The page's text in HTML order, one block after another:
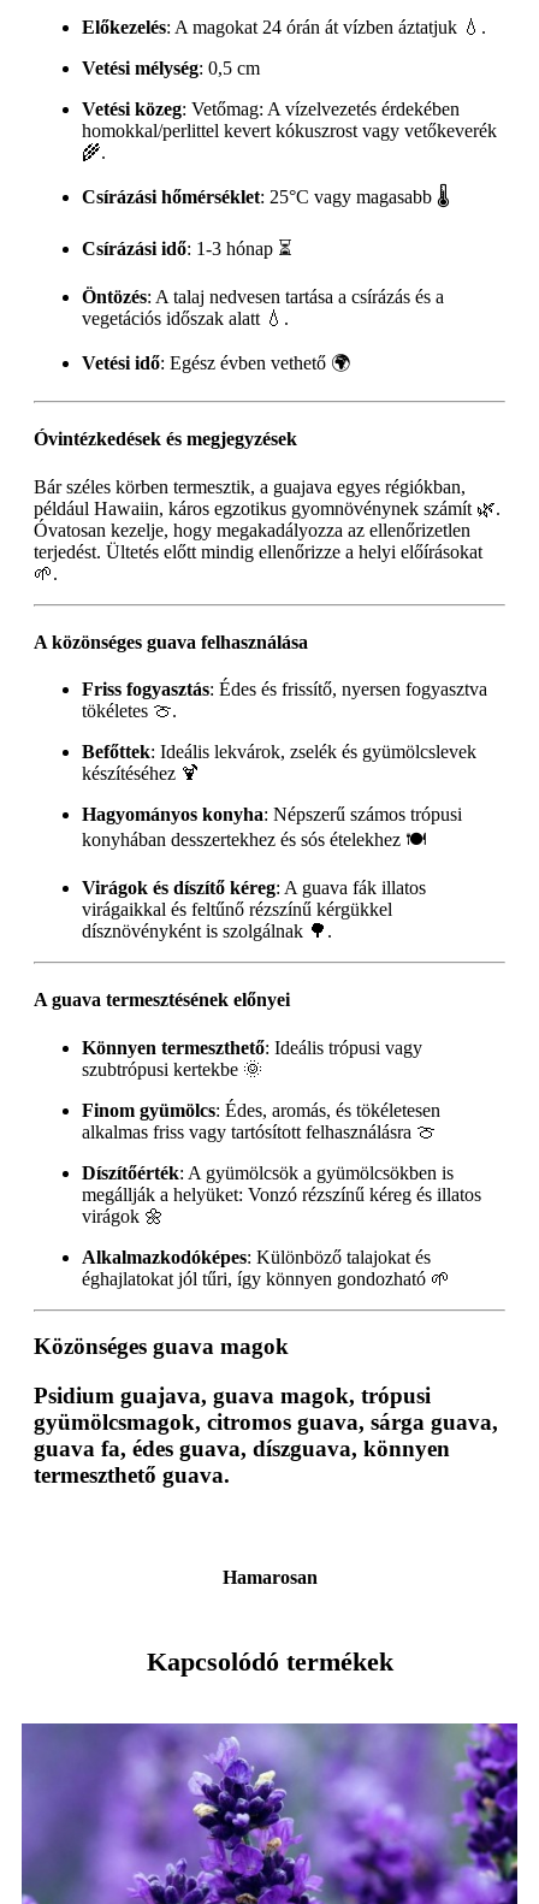
Előkezelés: A magokat 24 órán át vízben áztatjuk 💧.
Vetési mélység: 0,5 cm
Vetési közeg: Vetőmag: A vízelvezetés érdekében
homokkal/perlittel kevert kókuszrost vagy vetőkeverék
🌾.
Csírázási hőmérséklet: 25°C vagy magasabb 🌡️
Csírázási idő: 1-3 hónap ⏳
Öntözés: A talaj nedvesen tartása a csírázás és a
vegetációs időszak alatt 💧.
Vetési idő: Egész évben vethető 🌍
Óvintézkedések és megjegyzések
Bár széles körben termesztik, a guajava egyes régiókban,
például Hawaiin, káros egzotikus gyomnövénynek számít 🌿.
Óvatosan kezelje, hogy megakadályozza az ellenőrizetlen
terjedést. Ültetés előtt mindig ellenőrizze a helyi előírásokat
🌱.
A közönséges guava felhasználása
Friss fogyasztás: Édes és frissítő, nyersen fogyasztva
tökéletes 🍈.
Befőttek: Ideális lekvárok, zselék és gyümölcslevek
készítéséhez 🍹
Hagyományos konyha: Népszerű számos trópusi
konyhában desszertekhez és sós ételekhez 🍽️
Virágok és díszítő kéreg: A guava fák illatos
virágaikkal és feltűnő rézszínű kérgükkel
dísznövényként is szolgálnak 🌳.
A guava termesztésének előnyei
Könnyen termeszthető: Ideális trópusi vagy
szubtrópusi kertekbe 🌞
Finom gyümölcs: Édes, aromás, és tökéletesen
alkalmas friss vagy tartósított felhasználásra 🍈
Díszítőérték: A gyümölcsök a gyümölcsökben is
megállják a helyüket: Vonzó rézszínű kéreg és illatos
virágok 🌼
Alkalmazkodóképes: Különböző talajokat és
éghajlatokat jól tűri, így könnyen gondozható 🌱
Közönséges guava magok
Psidium guajava, guava magok, trópusi
gyümölcsmagok, citromos guava, sárga guava,
guava fa, édes guava, díszguava, könnyen
termeszthető guava.
Hamarosan
Kapcsolódó termékek